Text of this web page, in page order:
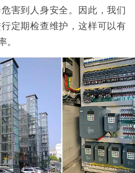
害到人身安全。因此，我们
定期检查维护，这样可以有
。